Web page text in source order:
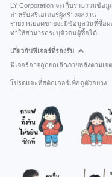
LY Corporation จะเก็บรวบรวมข้อ
สำหรับครีเอเตอร์ผู้สร้างผลงาน
รายงานยอดขายจะมีข้อมูลวันที่ซื้อ
ทำให้สามารถระบุตัวตนผู้ซื้อได้
เกี่ยวกับฟีเจอร์ที่รองรับ
ฟีเจอร์อาจถูกยกเลิกภายหลังตามเจ
โปรดแตะที่สติกเกอร์เพื่อดูตัวอย่าง